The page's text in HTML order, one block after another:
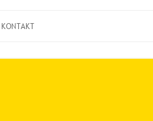
KONTAKT